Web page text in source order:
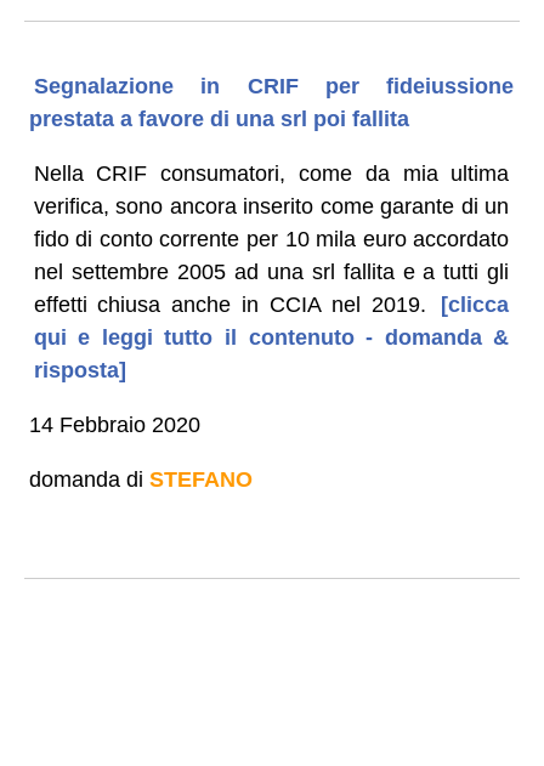
Segnalazione in CRIF per fideiussione
prestata a favore di una srl poi fallita
Nella CRIF consumatori, come da mia ultima
verifica, sono ancora inserito come garante di un
fido di conto corrente per 10 mila euro accordato
nel settembre 2005 ad una srl fallita e a tutti gli
effetti chiusa anche in CCIA nel 2019.
[clicca
qui e leggi tutto il contenuto - domanda &
risposta]
14 Febbraio 2020
domanda di STEFANO